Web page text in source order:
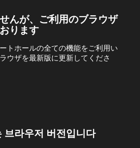
んが、ご利用のブラウザ
ります
トホールの全ての機能をご利用い
ウザを最新版に更新してくださ
브라우저 버전입니다